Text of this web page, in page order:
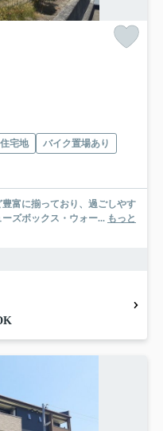
宅地
バイク置場あり
富に揃っており、過ごしやす
ズボックス・ウォー... もっと